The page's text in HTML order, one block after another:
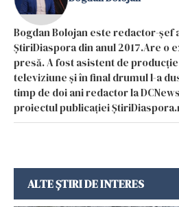
Bogdan Bolojan este redactor-șef
ȘtiriDiaspora din anul 2017.Are o
presă. A fost asistent de
televiziune și în final drumul l-a
timp de doi ani redactor la
proiectul publicației
ALTE ȘTIRI DE INTERES